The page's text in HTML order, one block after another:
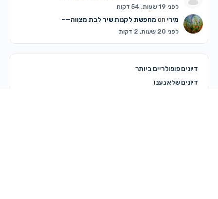
לפני 19 שעות, 54 דקות
מיריon מחפשת לקנות שיר לבת מצווה—–
לפני 20 שעות, 2 דקות
דיונים פופולריים ביותר
דיונים שלא נענו